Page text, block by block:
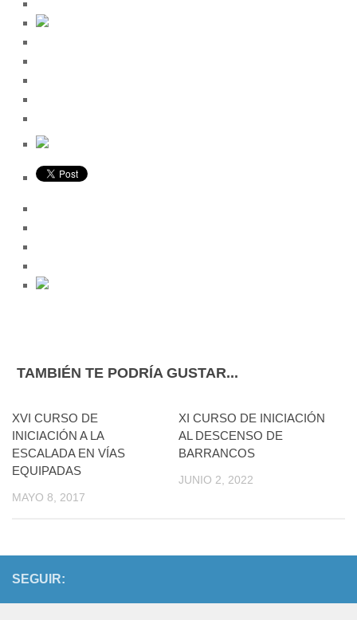
TAMBIÉN TE PODRÍA GUSTAR...
XVI CURSO DE
INICIACIÓN A LA
ESCALADA EN VÍAS
EQUIPADAS
MAYO 8, 2017
XI CURSO DE INICIACIÓN
AL DESCENSO DE
BARRANCOS
JUNIO 2, 2022
SEGUIR: